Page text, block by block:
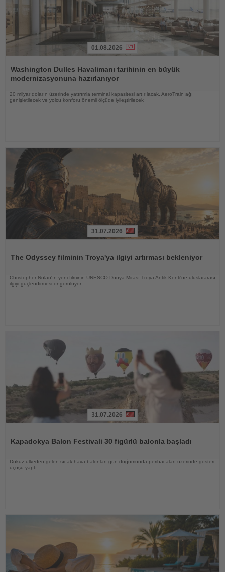
Oku
01.08.2026
Washington Dulles Havalimanı tarihinin en büyük
modernizasyonuna hazırlanıyor
20 milyar doların üzerinde yatırımla terminal kapasitesi artırılacak, AeroTrain ağı
genişletilecek ve yolcu konforu önemli ölçüde iyileştirilecek
31.07.2026
The Odyssey filminin Troya'ya ilgiyi artırması bekleniyor
Christopher Nolan'ın yeni filminin UNESCO Dünya Mirası Troya Antik Kenti'ne uluslararası
ilgiyi güçlendirmesi öngörülüyor
31.07.2026
Kapadokya Balon Festivali 30 figürlü balonla başladı
Dokuz ülkeden gelen sıcak hava balonları gün doğumunda peribacaları üzerinde gösteri
uçuşu yaptı